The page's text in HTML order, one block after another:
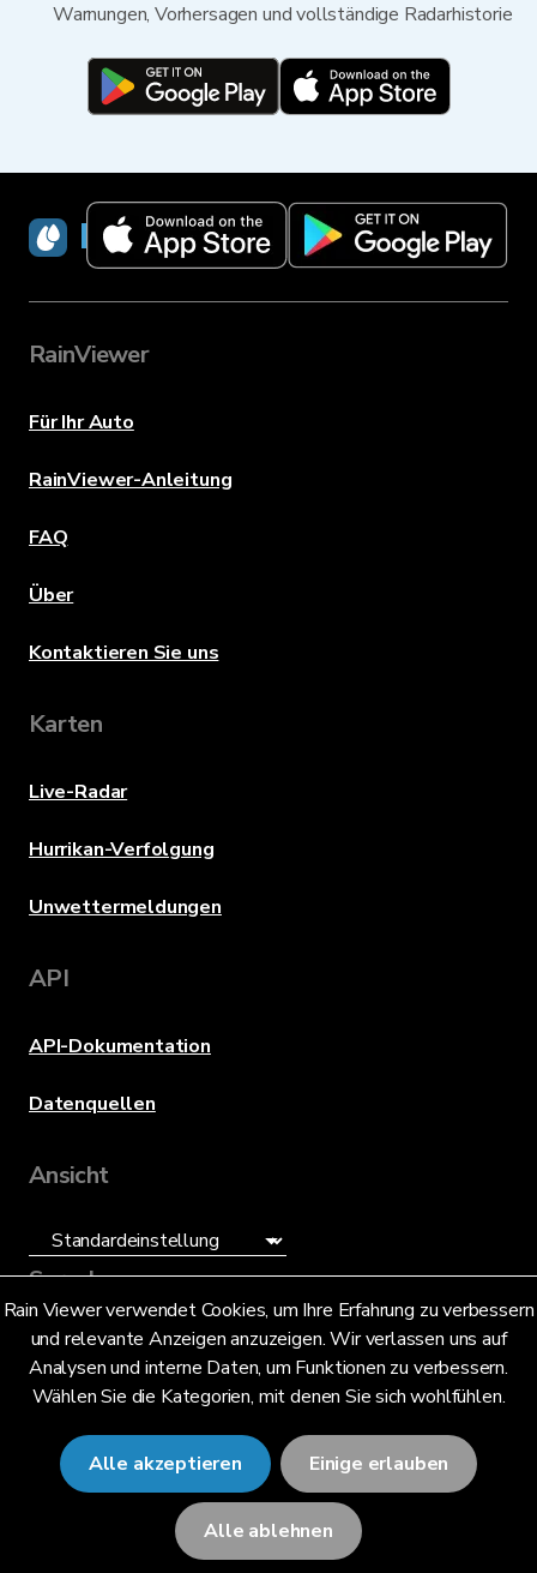
Warnungen, Vorhersagen und vollständige Radarhistorie
Rain Viewer verwendet Cookies, um Ihre Erfahrung zu verbessern
und relevante Anzeigen anzuzeigen. Wir verlassen uns auf
Analysen und interne Daten, um Funktionen zu verbessern.
Wählen Sie die Kategorien, mit denen Sie sich wohlfühlen.
Alle akzeptieren Einige erlauben
Alle ablehnen
RainViewer
RainViewer
Für Ihr Auto
RainViewer-Anleitung
FAQ
Über
Kontaktieren Sie uns
Karten
Live-Radar
Hurrikan-Verfolgung
Unwettermeldungen
API
API-Dokumentation
Datenquellen
Ansicht
Sprache
Deutsch (DE)
© 2026 RainViewer,MeteoLab Inc.
Datenschutzhinweis